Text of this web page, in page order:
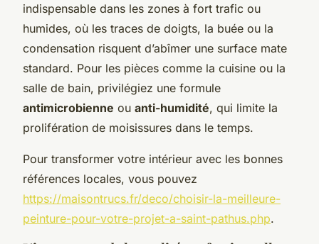
indispensable dans les zones à fort trafic ou
humides, où les traces de doigts, la buée ou la
condensation risquent d’abîmer une surface mate
standard. Pour les pièces comme la cuisine ou la
salle de bain, privilégiez une formule
antimicrobienne ou anti-humidité, qui limite la
prolifération de moisissures dans le temps.
Pour transformer votre intérieur avec les bonnes
références locales, vous pouvez
https://maisontrucs.fr/deco/choisir-la-meilleure-
peinture-pour-votre-projet-a-saint-pathus.php.